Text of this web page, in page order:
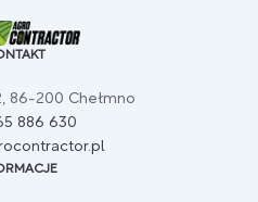
86-200 Chełmno
886 630